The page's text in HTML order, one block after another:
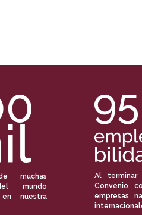
muchas
mundo
nuestra
Al terminar
Convenio
empresas